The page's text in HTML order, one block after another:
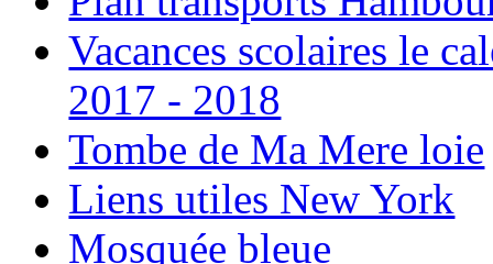
Vacances scolaires le
2017 - 2018
Tombe de Ma Mere loie
Liens utiles New York
Mosquée bleue